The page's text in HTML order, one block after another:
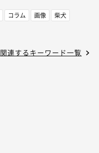
コラム 画像
柴犬
関連するキーワード一覧